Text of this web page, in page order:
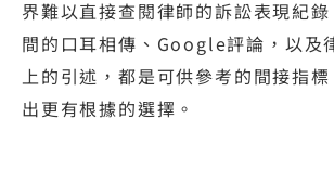
界難以直接查閱律師的訴訟表現紀
間的口耳相傳、Google評論，以及
上的引述，都是可供參考的間接指
出更有根據的選擇。